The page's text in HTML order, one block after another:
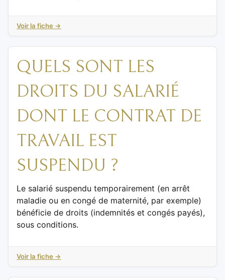
Voir la fiche →
QUELS SONT LES
DROITS DU SALARIÉ
DONT LE CONTRAT DE
TRAVAIL EST
SUSPENDU ?
Le salarié suspendu temporairement (en arrêt
maladie ou en congé de maternité, par exemple)
bénéficie de droits (indemnités et congés payés),
sous conditions.
Voir la fiche →